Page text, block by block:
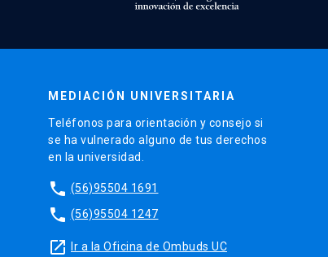
MEDIACIÓN UNIVERSITARIA
Teléfonos para orientación y consejo si
se ha vulnerado alguno de tus derechos
en la universidad.
phone (56)95504 1691
phone (56)95504 1247
launch Ir a la Oficina de Ombuds UC